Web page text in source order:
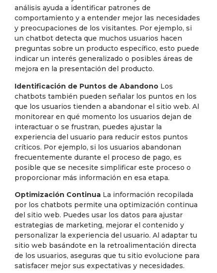
análisis ayuda a identificar patrones de
comportamiento y a entender mejor las necesidades
y preocupaciones de los visitantes. Por ejemplo, si
un chatbot detecta que muchos usuarios hacen
preguntas sobre un producto específico, esto puede
indicar un interés generalizado o posibles áreas de
mejora en la presentación del producto.
Identificación de Puntos de Abandono Los
chatbots también pueden señalar los puntos en los
que los usuarios tienden a abandonar el sitio web. Al
monitorear en qué momento los usuarios dejan de
interactuar o se frustran, puedes ajustar la
experiencia del usuario para reducir estos puntos
críticos. Por ejemplo, si los usuarios abandonan
frecuentemente durante el proceso de pago, es
posible que se necesite simplificar este proceso o
proporcionar más información en esa etapa.
Optimización Continua La información recopilada
por los chatbots permite una optimización continua
del sitio web. Puedes usar los datos para ajustar
estrategias de marketing, mejorar el contenido y
personalizar la experiencia del usuario. Al adaptar tu
sitio web basándote en la retroalimentación directa
de los usuarios, aseguras que tu sitio evolucione para
satisfacer mejor sus expectativas y necesidades.